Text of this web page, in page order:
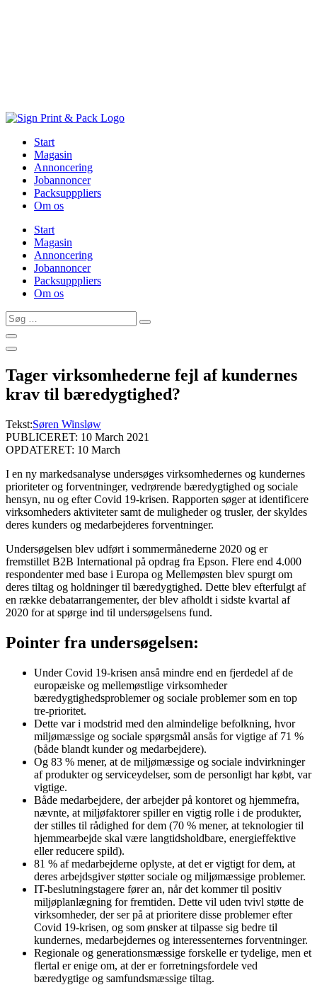
Start
Magasin
Annoncering
Jobannoncer
Packsupppliers
Om os
Start
Magasin
Annoncering
Jobannoncer
Packsupppliers
Om os
Søg
…
Tager virksomhederne fejl af kundernes
krav til bæredygtighed?
Tekst:Søren Winsløw
PUBLICERET: 10 March 2021
OPDATERET: 10 March
I en ny markedsanalyse undersøges virksomhedernes og kundernes
prioriteter og forventninger, vedrørende bæredygtighed og sociale
hensyn, nu og efter Covid 19-krisen. Rapporten søger at identificere
virksomheders aktiviteter samt de muligheder og trusler, der skyldes
deres kunders og medarbejderes forventninger.
Undersøgelsen blev udført i sommermånederne 2020 og er
fremstillet B2B International på opdrag fra Epson. Flere end 4.000
respondenter med base i Europa og Mellemøsten blev spurgt om
deres tiltag og holdninger til bæredygtighed. Dette blev efterfulgt af
en række debatarrangementer, der blev afholdt i sidste kvartal af
2020 for at spørge ind til undersøgelsens fund.
Pointer fra undersøgelsen:
Under Covid 19-krisen anså mindre end en fjerdedel af de
europæiske og mellemøstlige virksomheder
bæredygtighedsproblemer og sociale problemer som en top
tre-prioritet.
Dette var i modstrid med den almindelige befolkning, hvor
miljømæssige og sociale spørgsmål ansås for vigtige af 71 %
(både blandt kunder og medarbejdere).
Og 83 % mener, at de miljømæssige og sociale indvirkninger
af produkter og serviceydelser, som de personligt har købt, var
vigtige.
Både medarbejdere, der arbejder på kontoret og hjemmefra,
nævnte, at miljøfaktorer spiller en vigtig rolle i de produkter,
der stilles til rådighed for dem (70 % mener, at teknologier til
hjemmearbejde skal være langtidsholdbare, energieffektive
eller reducere spild).
81 % af medarbejderne oplyste, at det er vigtigt for dem, at
deres arbejdsgiver støtter sociale og miljømæssige problemer.
IT-beslutningstagere fører an, når det kommer til positiv
miljøplanlægning for fremtiden. Dette vil uden tvivl støtte de
virksomheder, der ser på at prioritere disse problemer efter
Covid 19-krisen, og som ønsker at tilpasse sig bedre til
kundernes, medarbejdernes og interessenternes forventninger.
Regionale og generationsmæssige forskelle er tydelige, men et
flertal er enige om, at der er forretningsfordele ved
bæredygtige og samfundsmæssige tiltag.